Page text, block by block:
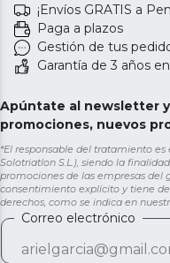
¡Envíos GRATIS a
Paga a plazos
Gestión de tus
Garantía de 3 años
Apúntate al newsletter
promociones, nuevos
*El responsable del tratamiento es
Solotriatlon S.L.), siendo la
promociones de las empresas del
consentimiento explícito y tiene
derechos, como se indica en
Correo electrónico